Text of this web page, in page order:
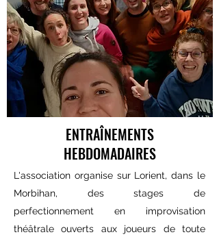
ENTRAÎNEMENTS
HEBDOMADAIRES
L'association organise sur Lorient, dans le
Morbihan, des stages de
perfectionnement en improvisation
théâtrale ouverts aux joueurs de toute